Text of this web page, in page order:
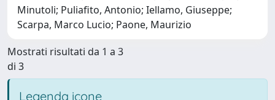
Minutoli; Puliafito, Antonio; Iellamo, Giuseppe;
Scarpa, Marco Lucio; Paone, Maurizio
Mostrati risultati da 1 a 3
di 3
Legenda icone